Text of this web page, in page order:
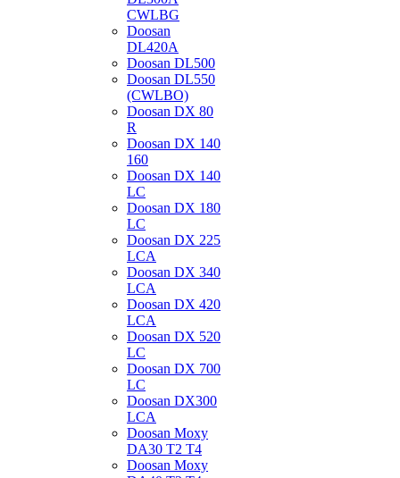
CWLBG
Doosan
DL420A
Doosan DL500
Doosan DL550
(CWLBO)
Doosan DX 80
R
Doosan DX 140
160
Doosan DX 140
LC
Doosan DX 180
LC
Doosan DX 225
LCA
Doosan DX 340
LCA
Doosan DX 420
LCA
Doosan DX 520
LC
Doosan DX 700
LC
Doosan DX300
LCA
Doosan Moxy
DA30 T2 T4
Doosan Moxy